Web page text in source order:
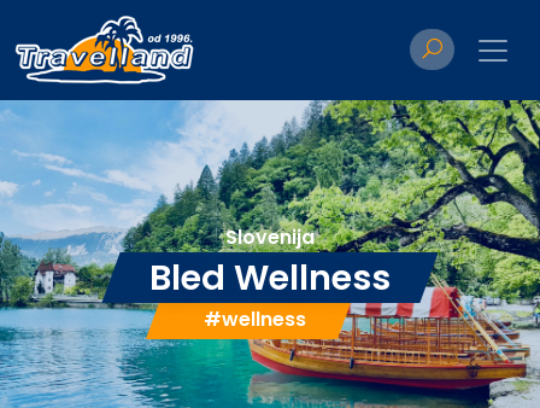
Slovenija
Bled Wellness
#wellness